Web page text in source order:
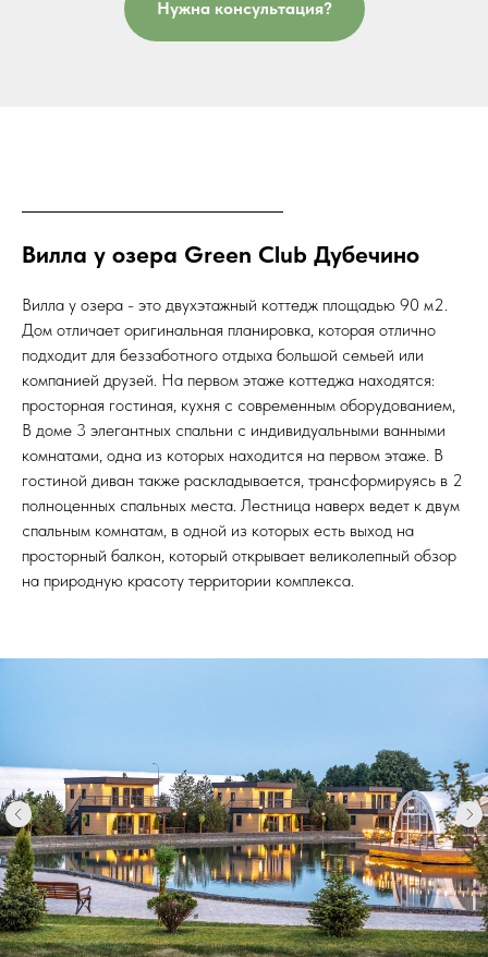
Нужна консультация?
Вилла у озера Green Club Дубечино
Вилла у озера - это двухэтажный коттедж площадью 90 м2.
Дом отличает оригинальная планировка, которая отлично
подходит для беззаботного отдыха большой семьей или
компанией друзей. На первом этаже коттеджа находятся:
просторная гостиная, кухня с современным оборудованием,
В доме 3 элегантных спальни с индивидуальными ванными
комнатами, одна из которых находится на первом этаже. В
гостиной диван также раскладывается, трансформируясь в 2
полноценных спальных места. Лестница наверх ведет к двум
спальным комнатам, в одной из которых есть выход на
просторный балкон, который открывает великолепный обзор
на природную красоту территории комплекса.